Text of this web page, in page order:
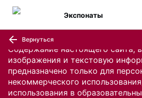
Содержание настоящего сайта,
изображения и текстовую
предназначено только для
некоммерческого
использования в
Экспонаты
Вернуться